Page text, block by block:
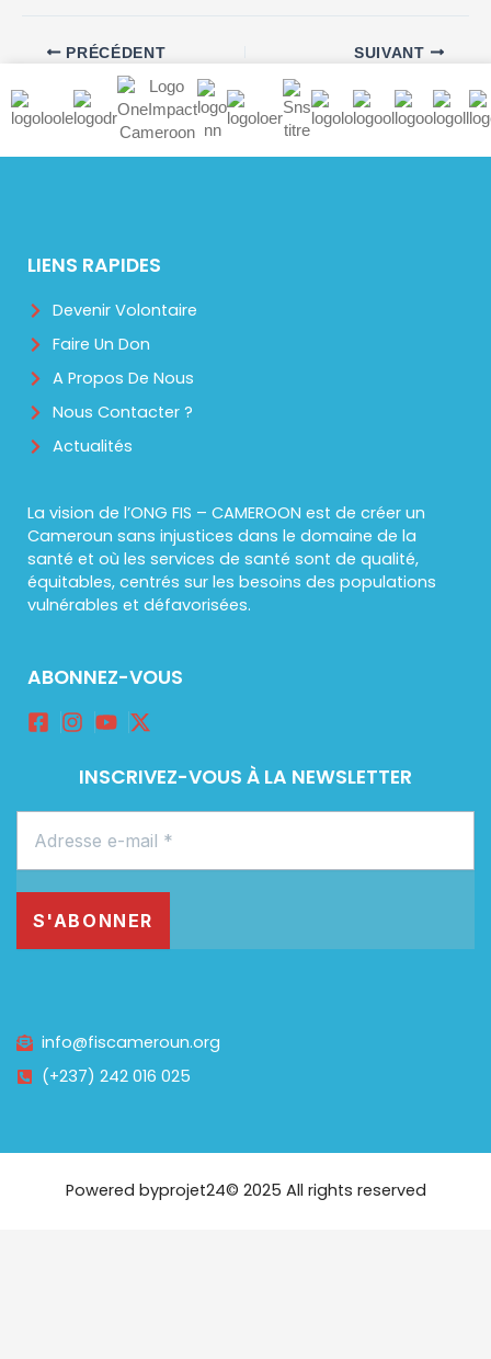
PRÉCÉDENT SUIVANT
LIENS RAPIDES
Devenir Volontaire
Faire Un Don
A Propos De Nous
Nous Contacter ?
Actualités
La vision de l’ONG FIS – CAMEROON est de créer un
Cameroun sans injustices dans le domaine de la
santé et où les services de santé sont de qualité,
équitables, centrés sur les besoins des populations
vulnérables et défavorisées.
ABONNEZ-VOUS
INSCRIVEZ-VOUS À LA NEWSLETTER
info@fiscameroun.org
(+237) 242 016 025
Powered byprojet24© 2025 All rights reserved